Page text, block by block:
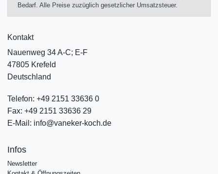
Bedarf. Alle Preise zuzüglich gesetzlicher Umsatzsteuer.
Kontakt
Nauenweg 34 A-C; E-F
47805 Krefeld
Deutschland
Telefon: +49 2151 33636 0
Fax: +49 2151 33636 29
E-Mail: info@vaneker-koch.de
Infos
Newsletter